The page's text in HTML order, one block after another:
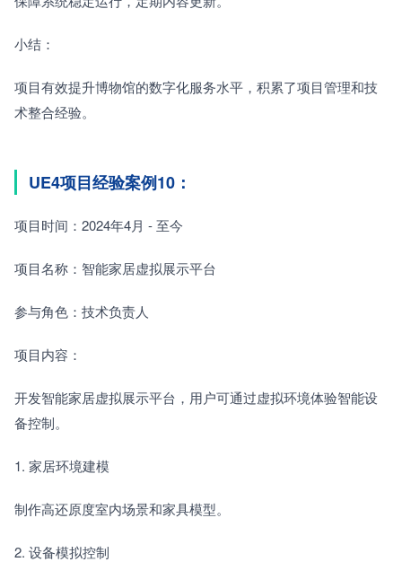
小结：
项目有效提升博物馆的数字化服务水平，积累了项目管理和技
术整合经验。
UE4项目经验案例10：
项目时间：2024年4月 - 至今
项目名称：智能家居虚拟展示平台
参与角色：技术负责人
项目内容：
开发智能家居虚拟展示平台，用户可通过虚拟环境体验智能设
备控制。
1. 家居环境建模
制作高还原度室内场景和家具模型。
2. 设备模拟控制